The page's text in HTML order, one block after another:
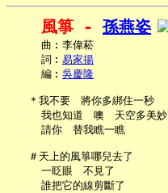
風箏 - 孫燕姿
     曲︰李偉菘
     詞︰
易家揚
     編︰
吳慶隆
   ＊我不要　將你多綁住一秒
     我也知道　噢　天空多美妙
     請你　替我瞧一瞧
   ＃天上的風箏哪兒去了
     一眨眼　不見了
     誰把它的線剪斷了